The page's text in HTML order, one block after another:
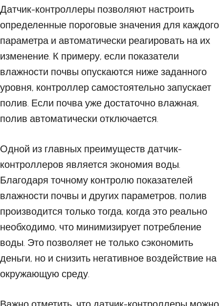
Датчик-контроллеры позволяют настроить
определенные пороговые значения для каждого
параметра и автоматически реагировать на их
изменение. К примеру, если показатели
влажности почвы опускаются ниже заданного
уровня, контроллер самостоятельно запускает
полив. Если почва уже достаточно влажная,
полив автоматически отключается.
Одной из главных преимуществ датчик-
контроллеров является экономия воды.
Благодаря точному контролю показателей
влажности почвы и других параметров, полив
производится только тогда, когда это реально
необходимо, что минимизирует потребление
воды. Это позволяет не только сэкономить
деньги, но и снизить негативное воздействие на
окружающую среду.